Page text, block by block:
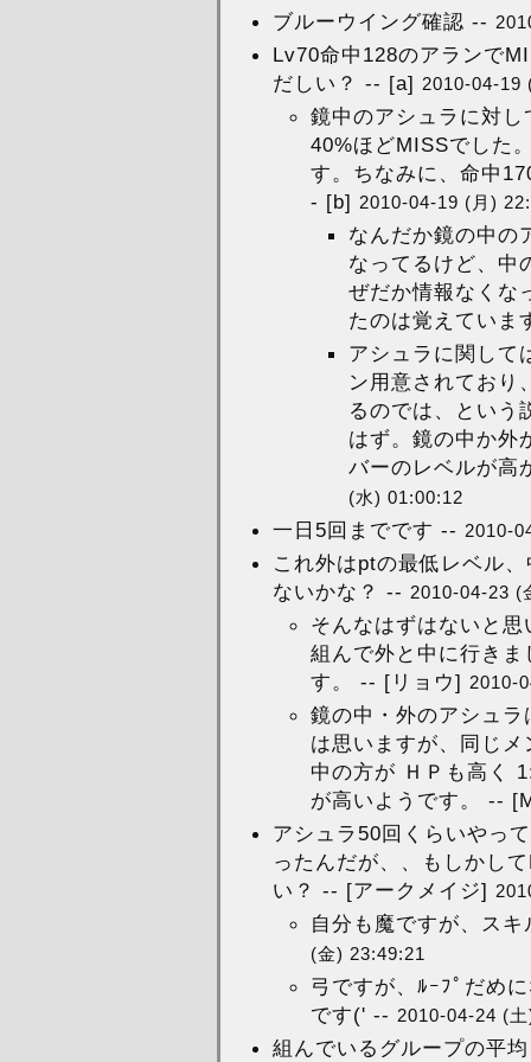
ブルーウイング確認 --
Lv70命中128のアランで
だしい？ -- [a] 2010-04-19
鏡中のアシュラに対
40%ほどMISSでした
す。ちなみに、命中
- [b] 2010-04-19 (月)
なんだか鏡の中の
なってるけど、
ぜだか情報なくな
たのは覚えてい
アシュラに関して
ン用意されており
るのでは、という
はず。鏡の中か外
バーのレベルが高
(水) 01:00:12
一日5回までです -- 2010-
これ外はptの最低レベル
ないかな？ -- 2010-04-23 (
そんなはずはないと
組んで外と中に行き
す。 -- [リョウ] 2010-
鏡の中・外のアシュ
は思いますが、同じ
中の方が ＨＰも高く
が高いようです。 --
アシュラ50回くらいやっ
ったんだが、、もしかし
い？ -- [アークメイジ]
自分も魔ですが、ス
(金) 23:49:21
弓ですが、ﾙｰﾌﾟだめ
です(' -- 2010-04-24 (
組んでいるグループの平